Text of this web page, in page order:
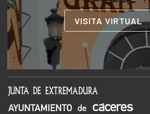
VISITA VIRTUAL